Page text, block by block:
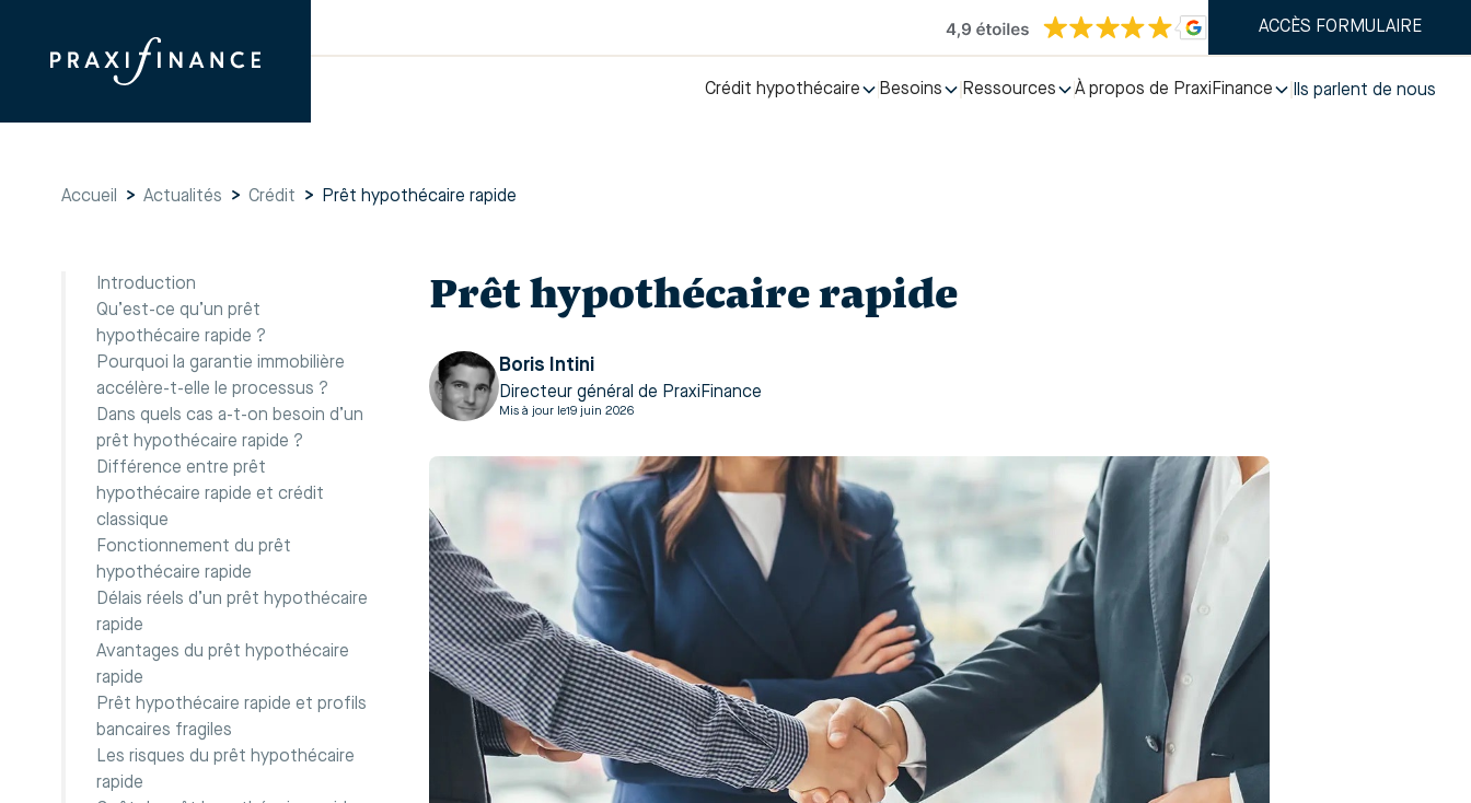
ACCÈS FORMULAIRE
Crédit hypothécaire Besoins Ressources À propos de PraxiFinance Ils parlent de nous
Accueil > Actualités > Crédit > Prêt hypothécaire rapide
Introduction
Qu’est-ce qu’un prêt
hypothécaire rapide ?
Pourquoi la garantie immobilière
accélère-t-elle le processus ?
Dans quels cas a-t-on besoin d’un
prêt hypothécaire rapide ?
Différence entre prêt
hypothécaire rapide et crédit
classique
Fonctionnement du prêt
hypothécaire rapide
Délais réels d’un prêt hypothécaire
rapide
Avantages du prêt hypothécaire
rapide
Prêt hypothécaire rapide et profils
bancaires fragiles
Les risques du prêt hypothécaire
rapide
Prêt hypothécaire rapide
Boris Intini
Directeur général de PraxiFinance
Mis à jour le19 juin 2026